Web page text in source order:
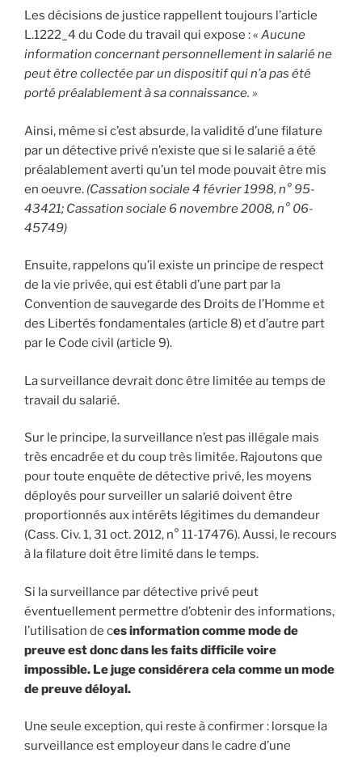
Les décisions de justice rappellent toujours l’article
L.1222_4 du Code du travail qui expose : « Aucune
information concernant personnellement in salarié ne
peut être collectée par un dispositif qui n’a pas été
porté préalablement à sa connaissance. »
Ainsi, même si c’est absurde, la validité d’une filature
par un détective privé n’existe que si le salarié a été
préalablement averti qu’un tel mode pouvait être mis
en oeuvre. (Cassation sociale 4 février 1998, n° 95-
43421; Cassation sociale 6 novembre 2008, n° 06-
45749)
Ensuite, rappelons qu’il existe un principe de respect
de la vie privée, qui est établi d’une part par la
Convention de sauvegarde des Droits de l’Homme et
des Libertés fondamentales (article 8) et d’autre part
par le Code civil (article 9).
La surveillance devrait donc être limitée au temps de
travail du salarié.
Sur le principe, la surveillance n’est pas illégale mais
très encadrée et du coup très limitée. Rajoutons que
pour toute enquête de détective privé, les moyens
déployés pour surveiller un salarié doivent être
proportionnés aux intérêts légitimes du demandeur
(Cass. Civ. 1, 31 oct. 2012, n° 11-17476). Aussi, le recours
à la filature doit être limité dans le temps.
Si la surveillance par détective privé peut
éventuellement permettre d’obtenir des informations,
l’utilisation de ces information comme mode de
preuve est donc dans les faits difficile voire
impossible. Le juge considérera cela comme un mode
de preuve déloyal.
Une seule exception, qui reste à confirmer : lorsque la
surveillance est employeur dans le cadre d’une